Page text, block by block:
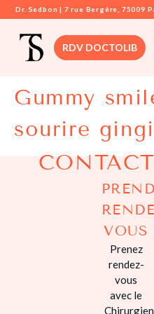
Dr. Sedbon | 7 rue Bergère, 75009
RDV DOCTOLIB
Gummy
sourire
CONTACT
VOUS
Prenez
rendez-
vous
avec le
Chirurgien